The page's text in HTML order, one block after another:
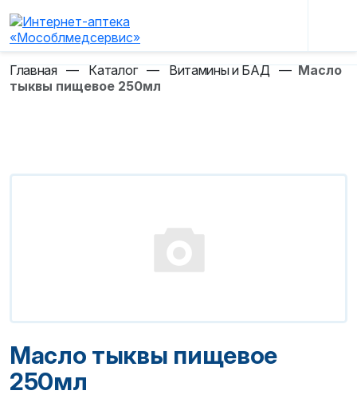
Главная — Каталог — Витамины и БАД — Масло
тыквы пищевое 250мл
Масло тыквы пищевое
250мл